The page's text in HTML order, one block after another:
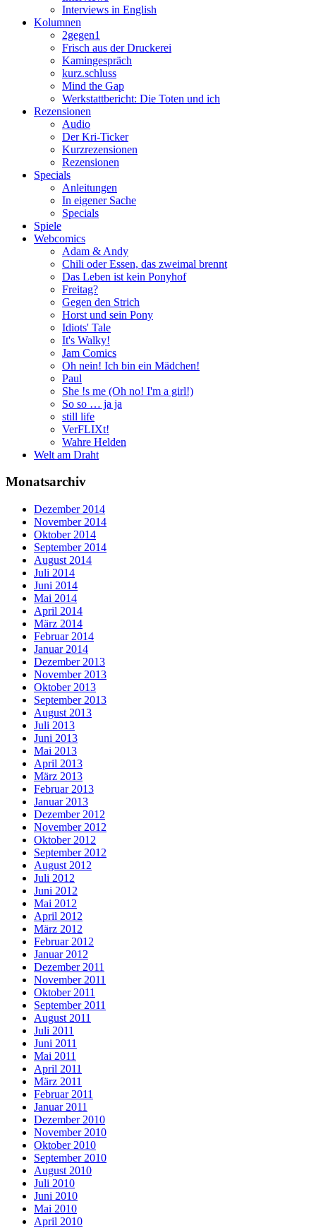
Interviews in English
Kolumnen
2gegen1
Frisch aus der Druckerei
Kamingespräch
kurz.schluss
Mind the Gap
Werkstattbericht: Die Toten und ich
Rezensionen
Audio
Der Kri-Ticker
Kurzrezensionen
Rezensionen
Specials
Anleitungen
In eigener Sache
Specials
Spiele
Webcomics
Adam & Andy
Chili oder Essen, das zweimal brennt
Das Leben ist kein Ponyhof
Freitag?
Gegen den Strich
Horst und sein Pony
Idiots' Tale
It's Walky!
Jam Comics
Oh nein! Ich bin ein Mädchen!
Paul
She !s me (Oh no! I'm a girl!)
So so … ja ja
still life
VerFLIXt!
Wahre Helden
Welt am Draht
Monatsarchiv
Dezember 2014
November 2014
Oktober 2014
September 2014
August 2014
Juli 2014
Juni 2014
Mai 2014
April 2014
März 2014
Februar 2014
Januar 2014
Dezember 2013
November 2013
Oktober 2013
September 2013
August 2013
Juli 2013
Juni 2013
Mai 2013
April 2013
März 2013
Februar 2013
Januar 2013
Dezember 2012
November 2012
Oktober 2012
September 2012
August 2012
Juli 2012
Juni 2012
Mai 2012
April 2012
März 2012
Februar 2012
Januar 2012
Dezember 2011
November 2011
Oktober 2011
September 2011
August 2011
Juli 2011
Juni 2011
Mai 2011
April 2011
März 2011
Februar 2011
Januar 2011
Dezember 2010
November 2010
Oktober 2010
September 2010
August 2010
Juli 2010
Juni 2010
Mai 2010
April 2010